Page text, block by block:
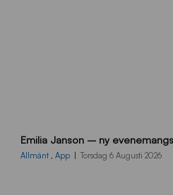
0
0
Emilia Janson – ny
Allmänt , App Torsdag 6 Augusti 2026